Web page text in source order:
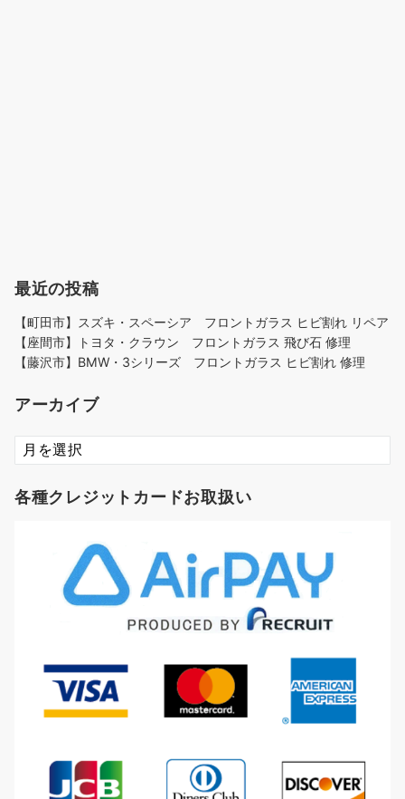
最近の投稿
【町田市】スズキ・スペーシア フロントガラス ヒビ割れ リペア
【座間市】トヨタ・クラウン フロントガラス 飛び石 修理
【藤沢市】BMW・3シリーズ フロントガラス ヒビ割れ 修理
アーカイブ
ア
ー
イ
各種クレジットカードお取扱い